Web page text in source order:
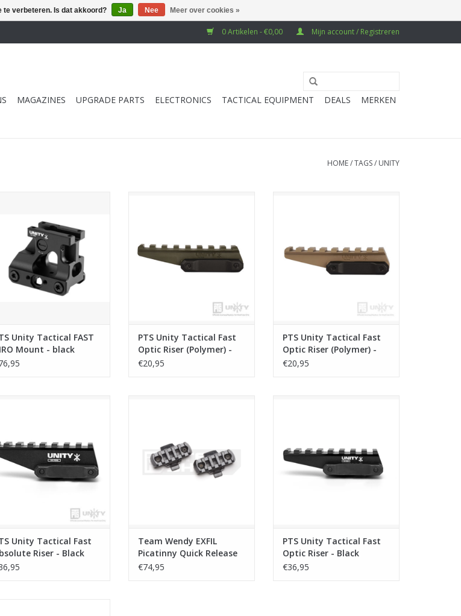
0 Artikelen - €0,00 Mijn account / Registreren
MAGAZINES UPGRADE PARTS ELECTRONICS TACTICAL EQUIPMENT DEALS MERKEN
HOME/TAGS/ UNITY
AAN WINKELWAGEN
Unity Tactical FAST
Mount - black
PTS Unity Tactical Fast
Optic Riser (Polymer) -
Olive Drab
€20,95
PTS Unity Tactical Fast
Optic Riser (Polymer) -
Dark Earth
€20,95
Unity Tactical Fast
Riser - Black
Team Wendy EXFIL
Picatinny Quick Release
Adapter - Black
€74,95
PTS Unity Tactical Fast
Optic Riser - Black
€36,95
te verbeteren. Is dat akkoord? Ja Nee Meer over cookies »